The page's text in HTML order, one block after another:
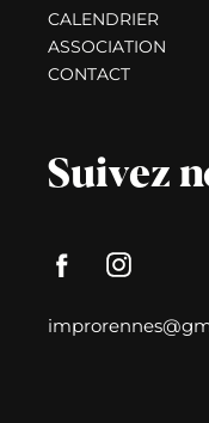
CALENDRIER
ASSOCIATION
CONTACT
Suivez